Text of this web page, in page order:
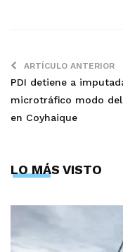
ARTÍCULO ANTERIOR
PDI detiene a
microtráfico modo
en Coyhaique
LO MÁS VISTO